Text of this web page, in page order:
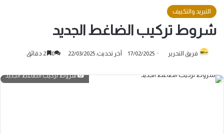
التبريد والتكييف
شروط تركيب الضاغط الجديد
فريق التحرير 17/02/2025 آخر تحديث: 22/03/2025 0
شروط تركيب الضاغط الجديد